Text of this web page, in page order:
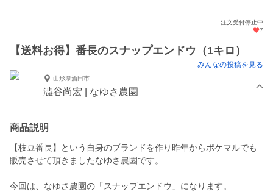
注文受付停止中
7
【送料お得】番長のスナップエンドウ（1キロ）
みんなの投稿を見る
山形県酒田市
澁谷尚宏 | なゆさ農園
商品説明
【枝豆番長】という自身のブランドを作り昨年からポケマルでも
販売させて頂きましたなゆさ農園です。
今回は、なゆさ農園の「スナップエンドウ」になります。